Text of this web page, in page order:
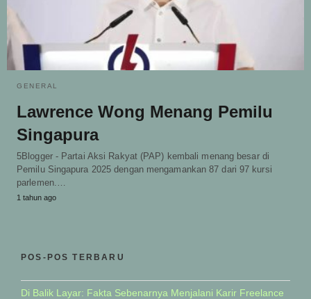
GENERAL
Lawrence Wong Menang Pemilu
Singapura
5Blogger - Partai Aksi Rakyat (PAP) kembali menang besar di
Pemilu Singapura 2025 dengan mengamankan 87 dari 97 kursi
parlemen.…
1 tahun ago
POS-POS TERBARU
Di Balik Layar: Fakta Sebenarnya Menjalani Karir Freelance